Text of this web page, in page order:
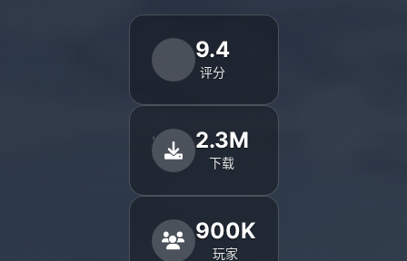
9.4
评分
2.3M
下载
900K
玩家